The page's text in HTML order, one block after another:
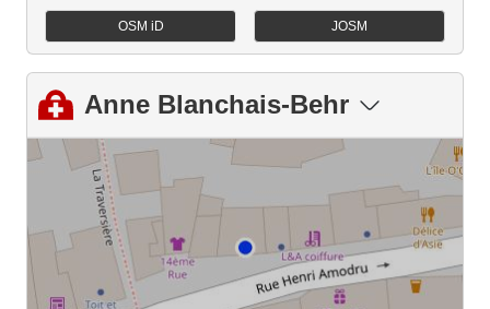
OSM iD JOSM
Anne Blanchais-Behr